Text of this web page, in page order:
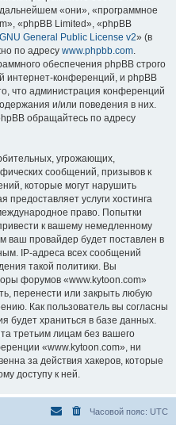
«они», «программное
«phpBB Limited», «phpBB
GNU General Public License v2» (в
по адресу www.phpbb.com.
обеспечения phpBB строго
интернет-конференций, и phpBB
что администрация конференций
и/или поведения в них.
обращайтесь по адресу
угрожающих,
сообщений, призывов к
которые могут нарушить
услуги хостинга
право. Попытки
к вашему немедленному
ваш провайдер будет поставлен в
IP-адреса всех сообщений
такой политики. Вы
форумов «www.kytoon.com»
перенести или закрыть любую
Как пользователь вы согласны
будет храниться в базе данных.
третьим лицам без вашего
«www.kytoon.com», ни
за действия хакеров, которые
доступу к ней.
Часовой пояс: UTC